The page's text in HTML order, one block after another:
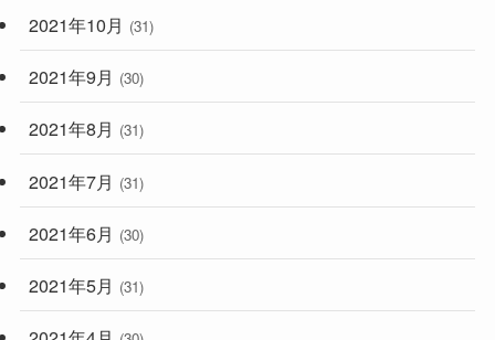
2021年10月 (31)
2021年9月 (30)
2021年8月 (31)
2021年7月 (31)
2021年6月 (30)
2021年5月 (31)